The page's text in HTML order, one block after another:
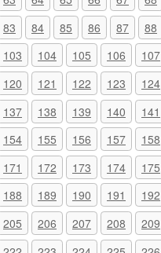
83
84 85 86 87 88
103
104 105 106 107
120
121 122 123 124
137
138 139 140 141
154
155 156 157 158
171
172 173 174 175
188
189 190 191 192
205
206 207 208 209